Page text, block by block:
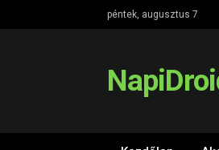
péntek, augusztus 7